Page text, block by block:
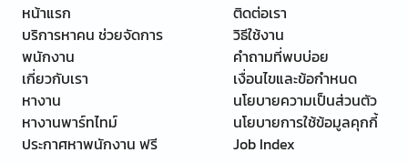
หน้าแรก
บริการหาคน ช่วยจัดการ
พนักงาน
เกี่ยวกับเรา
หางาน
หางานพาร์ทไทม์
ประกาศหาพนักงาน ฟรี
ติดต่อเรา
วิธีใช้งาน
คำถามที่พบบ่อย
เงื่อนไขและข้อกำหนด
นโยบายความเป็นส่วนตัว
นโยบายการใช้ข้อมูลคุกกี้
Job Index